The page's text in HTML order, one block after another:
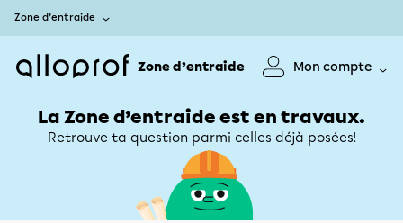
Zone d’entraide
Zone d’entraide Mon compte
La Zone d’entraide est en travaux.
Retrouve ta question parmi celles déjà posées!